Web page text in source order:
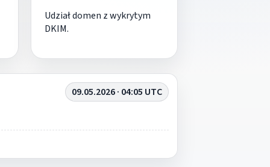
Udział domen z wykrytym
DKIM.
09.05.2026 · 04:05 UTC